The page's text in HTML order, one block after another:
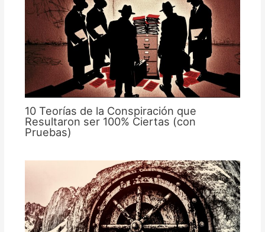
10 Teorías de la Conspiración que
Resultaron ser 100% Ciertas (con
Pruebas)